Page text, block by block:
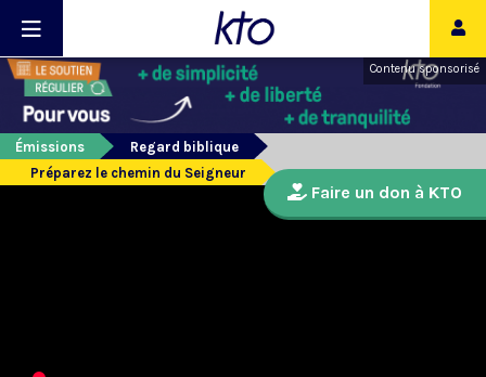
Contenu sponsorisé
Émissions
Regard biblique
Préparez le chemin du Seigneur
Faire un don à KTO